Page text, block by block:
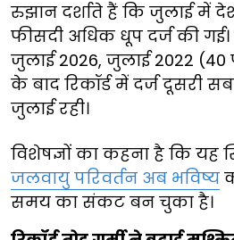
रुझान दर्शाते हैं कि जुलाई में
फीसदी अधिक धूप दर्ज की
जुलाई 2026, जुलाई 2022
के बाद रिकॉर्ड में दर्ज दूसरी
जुलाई रही।
विशेषज्ञों का कहना है कि यह
जलवायु परिवर्तन अब भविष्य
समय का संकट बन चुका है।